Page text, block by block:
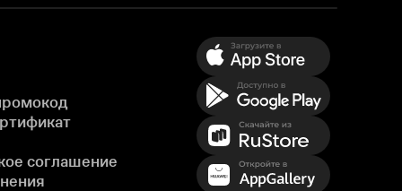
соглашение